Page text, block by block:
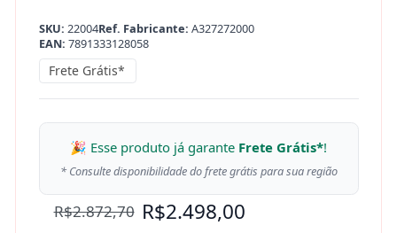
SKU: 22004Ref. Fabricante: A327272000
EAN: 7891333128058
Frete Grátis*
🎉 Esse produto já garante Frete Grátis*!
* Consulte disponibilidade do frete grátis para sua região
R$2.872,70 R$2.498,00